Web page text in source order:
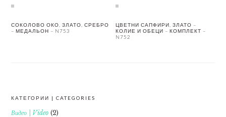
СОКОЛОВО ОКО, ЗЛАТО, СРЕБРО
– МЕДАЛЬОН – N753
ЦВЕТНИ САПФИРИ, ЗЛАТО –
КОЛИЕ И ОБЕЦИ – КОМПЛЕКТ –
N752
FOOTER
КАТЕГОРИИ | CATEGORIES
Видео | Video (2)